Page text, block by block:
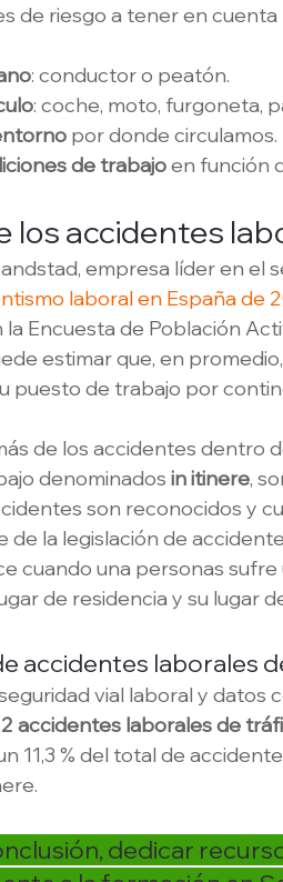
de riesgo a tener en
: conductor o peatón.
: coche, moto, furgoneta,
por donde circulamos.
de trabajo en función
los accidentes
empresa líder en el
laboral en España de
Encuesta de Población
estimar que, en
puesto de trabajo por
de los accidentes dentro
denominados in itinere,
son reconocidos y
de la legislación de
cuando una personas
de residencia y su lugar
accidentes laborales
vial laboral y datos
accidentes laborales de
11,3 % del total de
dedicar